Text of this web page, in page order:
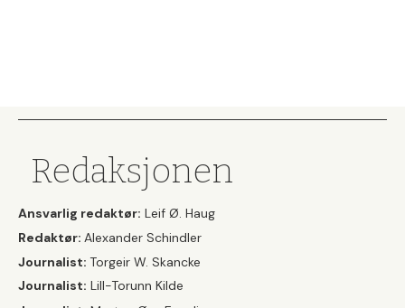
Redaksjonen
Ansvarlig redaktør: Leif Ø. Haug
Redaktør: Alexander Schindler
Journalist: Torgeir W. Skancke
Journalist: Lill-Torunn Kilde